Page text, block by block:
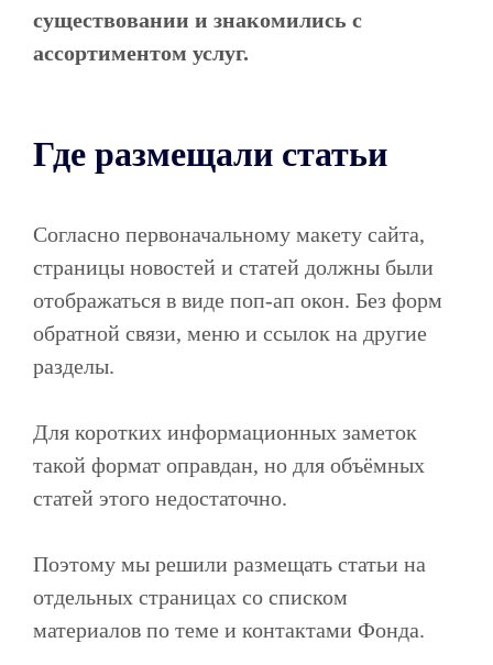
существовании и знакомились с
ассортиментом услуг.
Где размещали статьи
Согласно первоначальному макету сайта,
страницы новостей и статей должны были
отображаться в виде поп-ап окон. Без форм
обратной связи, меню и ссылок на другие
разделы.
Для коротких информационных заметок
такой формат оправдан, но для объёмных
статей этого недостаточно.
Поэтому мы решили размещать статьи на
отдельных страницах со списком
материалов по теме и контактами Фонда.